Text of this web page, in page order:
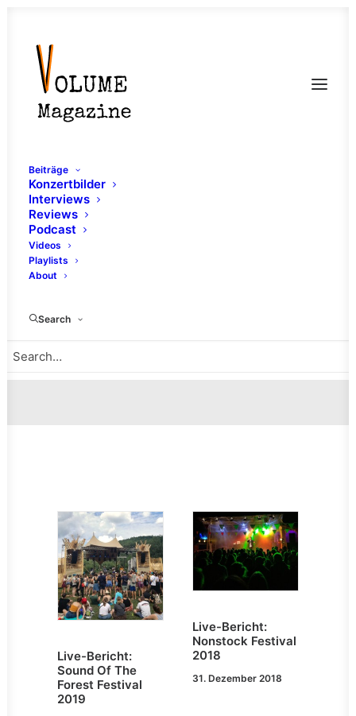
Beiträge
Konzertbilder
Interviews
Reviews
Podcast
Videos
Playlists
About
Search
Live-Bericht:
Sound Of The
Forest Festival
2019
Live-Bericht:
Nonstock Festival
2018
31. Dezember 2018